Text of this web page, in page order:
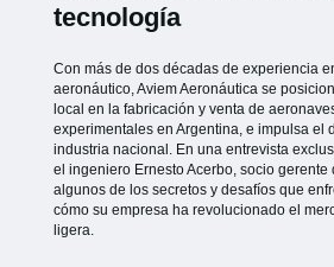
tecnología
Con más de dos décadas de experiencia
aeronáutico, Aviem Aeronáutica se
local en la fabricación y venta de
experimentales en Argentina, e impulsa el
industria nacional. En una entrevista
el ingeniero Ernesto Acerbo, socio
algunos de los secretos y desafíos que
cómo su empresa ha revolucionado el
ligera.